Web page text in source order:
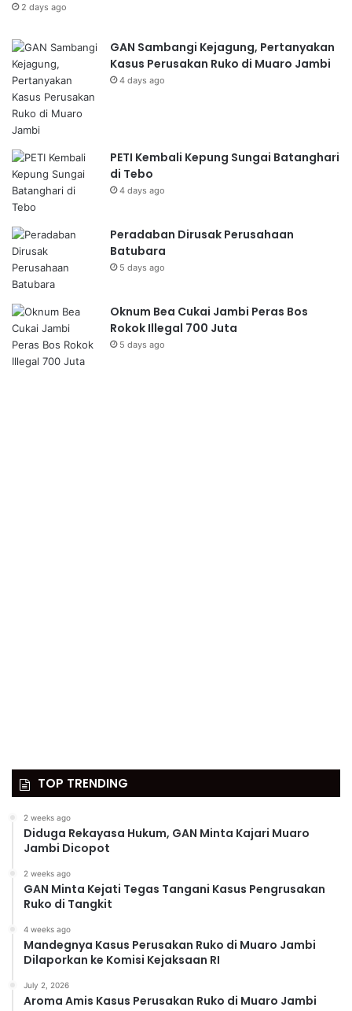
2 days ago
GAN Sambangi Kejagung, Pertanyakan
Kasus Perusakan Ruko di Muaro Jambi
4 days ago
PETI Kembali Kepung Sungai Batanghari
di Tebo
4 days ago
Peradaban Dirusak Perusahaan
Batubara
5 days ago
Oknum Bea Cukai Jambi Peras Bos
Rokok Illegal 700 Juta
5 days ago
TOP TRENDING
2 weeks ago
Diduga Rekayasa Hukum, GAN Minta Kajari Muaro
Jambi Dicopot
2 weeks ago
GAN Minta Kejati Tegas Tangani Kasus Pengrusakan
Ruko di Tangkit
4 weeks ago
Mandegnya Kasus Perusakan Ruko di Muaro Jambi
Dilaporkan ke Komisi Kejaksaan RI
July 2, 2026
Aroma Amis Kasus Perusakan Ruko di Muaro Jambi